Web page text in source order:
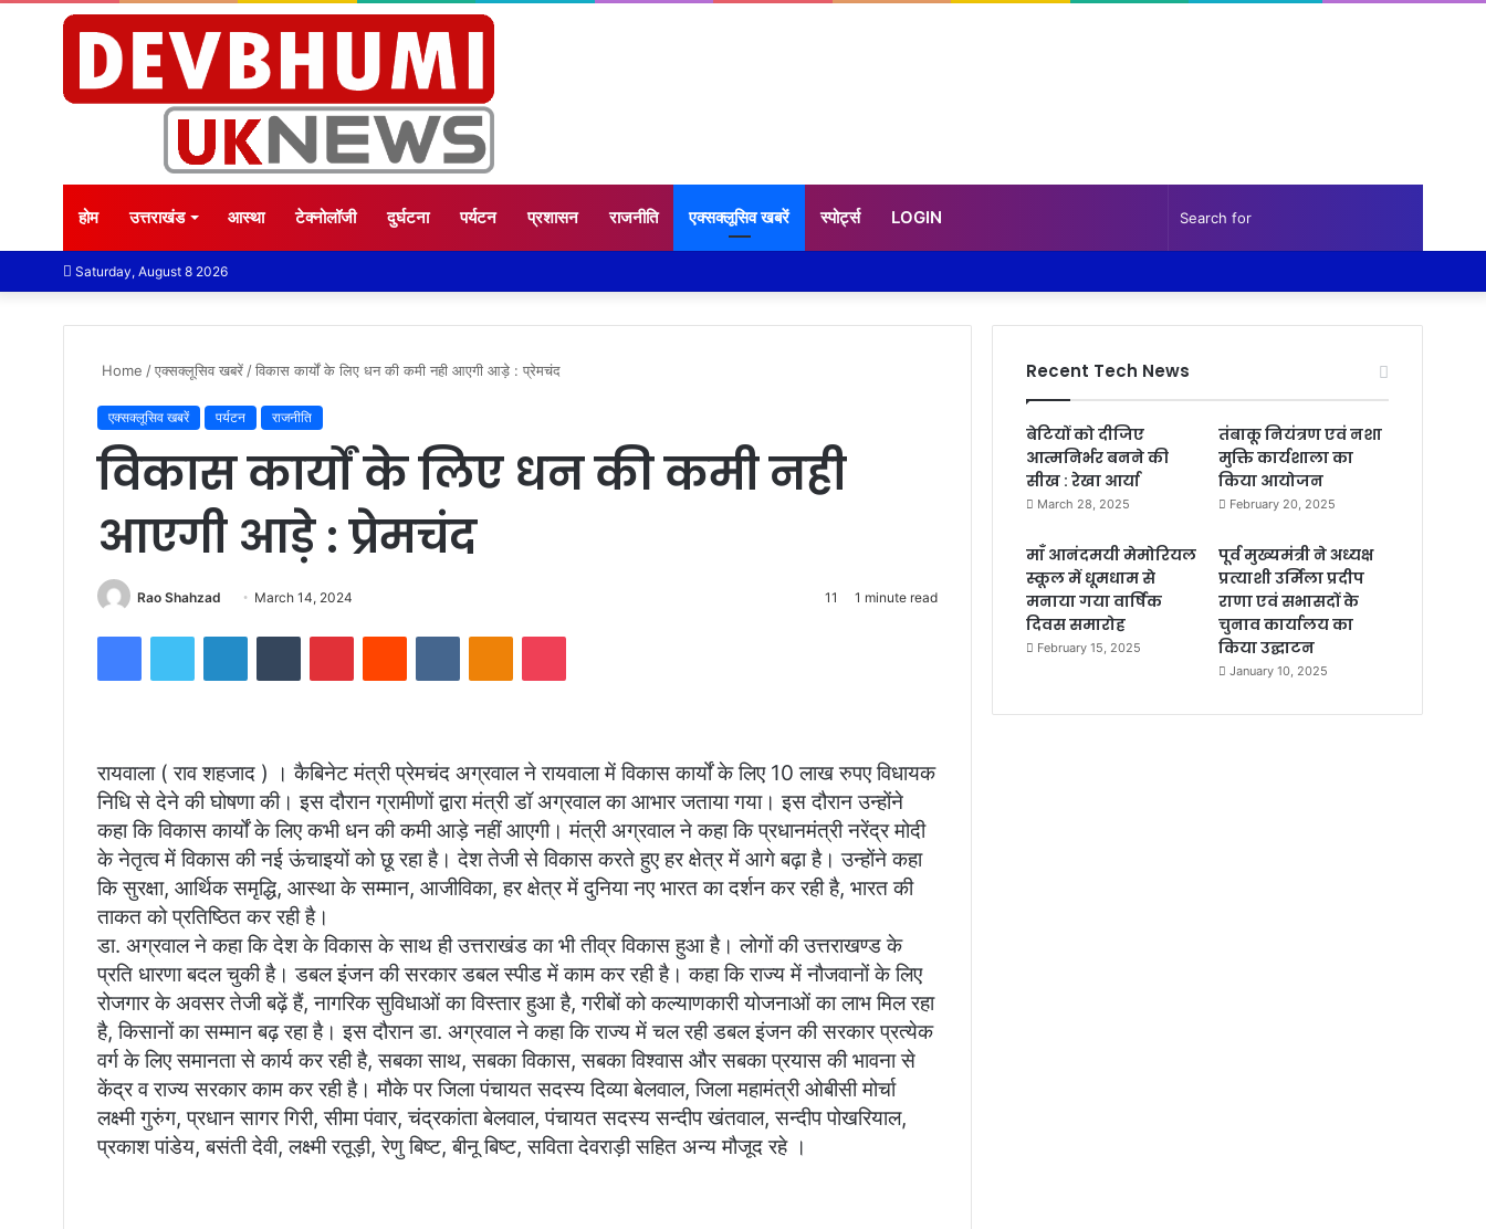
होम उत्तराखंड आस्था टेक्नोलॉजी दुर्घटना पर्यटन प्रशासन राजनीति एक्सक्लूसिव खबरें स्पोर्ट्स LOGIN Sidebar
Saturday, August 8 2026
Home /एक्सक्लूसिव खबरें /विकास कार्यों के लिए धन की कमी नही आएगी आड़े : प्रेमचंद
एक्सक्लूसिव खबरें पर्यटन राजनीति
विकास कार्यों के लिए धन की कमी नही
आएगी आड़े : प्रेमचंद
Rao Shahzad
Send March 14, 2024 11 1 minute read
FacebookTwitter LinkedInTumblr PinterestReddit VKontakteOdnoklassniki
Pocket
रायवाला ( राव शहजाद ) । कैबिनेट मंत्री प्रेमचंद अग्रवाल ने रायवाला में विकास कार्यों के लिए 10 लाख रुपए विधायक
निधि से देने की घोषणा की। इस दौरान ग्रामीणों द्वारा मंत्री डॉ अग्रवाल का आभार जताया गया। इस दौरान उन्होंने
कहा कि विकास कार्यों के लिए कभी धन की कमी आड़े नहीं आएगी। मंत्री अग्रवाल ने कहा कि प्रधानमंत्री नरेंद्र मोदी
के नेतृत्व में विकास की नई ऊंचाइयों को छू रहा है। देश तेजी से विकास करते हुए हर क्षेत्र में आगे बढ़ा है। उन्होंने कहा
कि सुरक्षा, आर्थिक समृद्धि, आस्था के सम्मान, आजीविका, हर क्षेत्र में दुनिया नए भारत का दर्शन कर रही है, भारत की
ताकत को प्रतिष्ठित कर रही है।
डा. अग्रवाल ने कहा कि देश के विकास के साथ ही उत्तराखंड का भी तीव्र विकास हुआ है। लोगों की उत्तराखण्ड के
प्रति धारणा बदल चुकी है। डबल इंजन की सरकार डबल स्पीड में काम कर रही है। कहा कि राज्य में नौजवानों के लिए
रोजगार के अवसर तेजी बढ़ें हैं, नागरिक सुविधाओं का विस्तार हुआ है, गरीबों को कल्याणकारी योजनाओं का लाभ मिल रहा
है, किसानों का सम्मान बढ़ रहा है। इस दौरान डा. अग्रवाल ने कहा कि राज्य में चल रही डबल इंजन की सरकार प्रत्येक
वर्ग के लिए समानता से कार्य कर रही है, सबका साथ, सबका विकास, सबका विश्वास और सबका प्रयास की भावना से
केंद्र व राज्य सरकार काम कर रही है। मौके पर जिला पंचायत सदस्य दिव्या बेलवाल, जिला महामंत्री ओबीसी मोर्चा
लक्ष्मी गुरुंग, प्रधान सागर गिरी, सीमा पंवार, चंद्रकांता बेलवाल, पंचायत सदस्य सन्दीप खंतवाल, सन्दीप पोखरियाल,
प्रकाश पांडेय, बसंती देवी, लक्ष्मी रतूड़ी, रेणु बिष्ट, बीनू बिष्ट, सविता देवराड़ी सहित अन्य मौजूद रहे ।
Recent Tech News
बेटियों को दीजिए
आत्मनिर्भर बनने की
सीख : रेखा आर्या
March 28, 2025
तंबाकू नियंत्रण एवं नशा
मुक्ति कार्यशाला का
किया आयोजन
February 20, 2025
माँ आनंदमयी मेमोरियल
स्कूल में धूमधाम से
मनाया गया वार्षिक
दिवस समारोह
February 15, 2025
पूर्व मुख्यमंत्री ने अध्यक्ष
प्रत्याशी उर्मिला प्रदीप
राणा एवं सभासदों के
चुनाव कार्यालय का
किया उद्घाटन
January 10, 2025